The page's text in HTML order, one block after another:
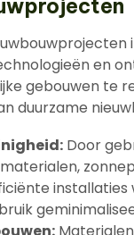
en
gebouwen te
duurzame
Door
installaties